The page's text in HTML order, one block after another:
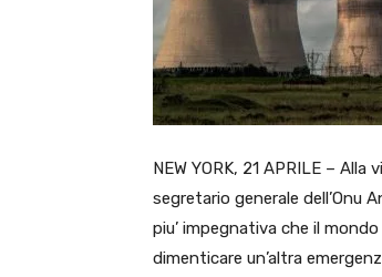
NEW YORK, 21 APRILE –
segretario generale dell’Onu
piu’ impegnativa che il
dimenticare un’altra